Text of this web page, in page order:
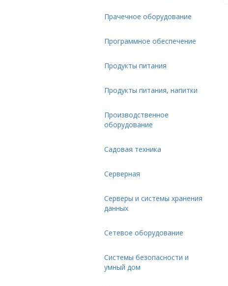
Прачечное оборудование
Программное обеспечение
Продукты питания
Продукты питания, напитки
Производственное
оборудование
Садовая техника
Серверная
Серверы и системы хранения
данных
Сетевое оборудование
Системы безопасности и
умный дом